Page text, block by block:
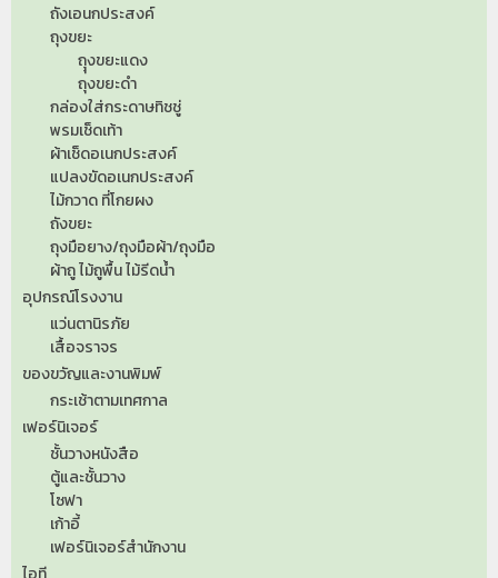
ถังเอนกประสงค์
ถุงขยะ
ถุุงขยะแดง
ถุงขยะดำ
กล่องใส่กระดาษทิชชู่
พรมเช็ดเท้า
ผ้าเช็ดอเนกประสงค์
แปลงขัดอเนกประสงค์
ไม้กวาด ที่โกยผง
ถังขยะ
ถุงมือยาง/ถุงมือผ้า/ถุงมือ
ผ้าถู ไม้ถูพื้น ไม้รีดน้ำ
อุปกรณ์โรงงาน
แว่นตานิรภัย
เสื้อจราจร
ของขวัญและงานพิมพ์
กระเช้าตามเทศกาล
เฟอร์นิเจอร์
ชั้นวางหนังสือ
ตู้และชั้นวาง
โซฟา
เก้าอี้
เฟอร์นิเจอร์สำนักงาน